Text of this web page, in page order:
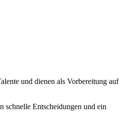
und dienen als Vorbereitung auf
schnelle Entscheidungen und ein